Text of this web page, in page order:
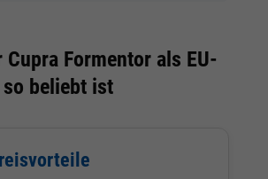
Cupra Formentor als EU-
so beliebt ist